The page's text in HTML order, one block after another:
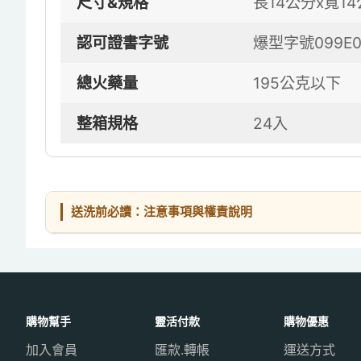
認可證書字號 爆型字號
總火藥量 195公克以下
整箱規格 24入
送洗前必讀：注意事項與權責說明
購物幫手
加入會員
靈活付款
匯款.轉帳
購物優惠
運送方式